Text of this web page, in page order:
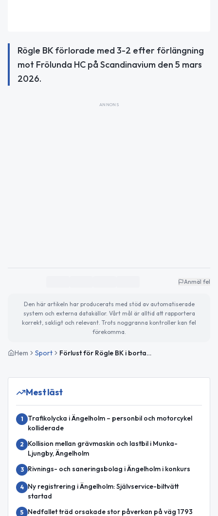
Rögle BK förlorade med 3-2 efter förlängning
mot Frölunda HC på Scandinavium den 5 mars
2026.
ANNONS
Anmäl fel
Den här artikeln har producerats med stöd av automatiserade
system och externa datakällor. Vårt mål är alltid att rapportera
korrekt, sakligt och relevant. Trots noggranna kontroller kan fel
förekomma.
Hem Sport Förlust för Rögle BK i bortamatch mot Frölunda HC
Mest läst
1
Trafikolycka i Ängelholm – personbil och motorcykel
kolliderade
2
Kollision mellan grävmaskin och lastbil i Munka-
Ljungby, Ängelholm
3 Rivnings- och saneringsbolag i Ängelholm i konkurs
4
Ny registrering i Ängelholm: Självservice-biltvätt
startad
5 Nedfallet träd orsakade stor påverkan på väg 1793